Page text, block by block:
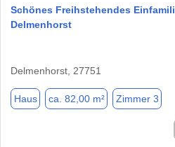
Schönes Freihstehendes
Delmenhorst
Delmenhorst, 27751
Haus ca. 82,00 m² Zimmer 3